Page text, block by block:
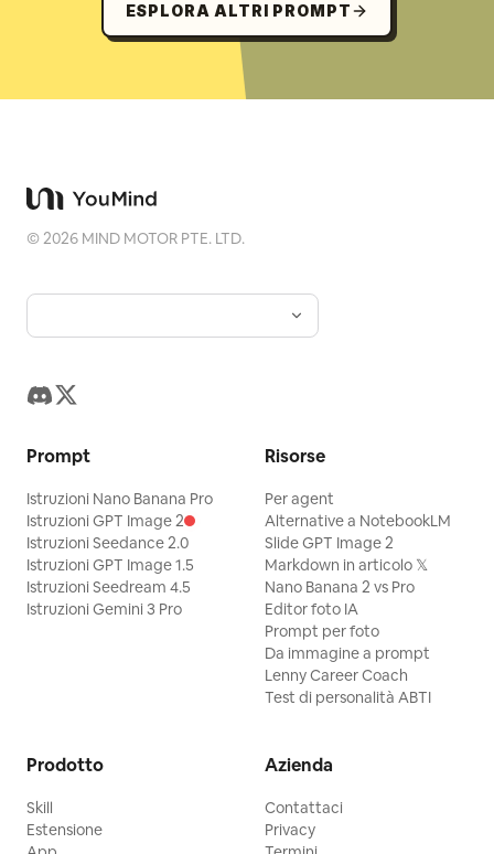
ESPLORA ALTRI PROMPT
©2026 MIND MOTOR PTE. LTD.
Prompt
Istruzioni Nano Banana Pro
Istruzioni GPT Image 2
Istruzioni Seedance 2.0
Istruzioni GPT Image 1.5
Istruzioni Seedream 4.5
Istruzioni Gemini 3 Pro
Risorse
Per agent
Alternative a NotebookLM
Slide GPT Image 2
Markdown in articolo 𝕏
Nano Banana 2 vs Pro
Editor foto IA
Prompt per foto
Da immagine a prompt
Lenny Career Coach
Test di personalità ABTI
Prodotto
Skill
Estensione
Azienda
Contattaci
Privacy